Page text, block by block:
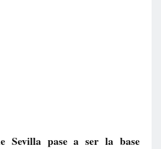
Sevilla pase a ser la base